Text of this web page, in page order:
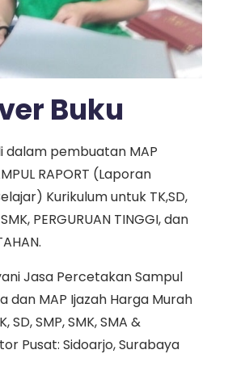
Buku
dalam pembuatan MAP
RAPORT (Laporan
Kurikulum untuk TK,SD,
PERGURUAN TINGGI, dan
Jasa Percetakan Sampul
dan MAP Ijazah Harga Murah
SD, SMP, SMK, SMA &
Pusat: Sidoarjo, Surabaya